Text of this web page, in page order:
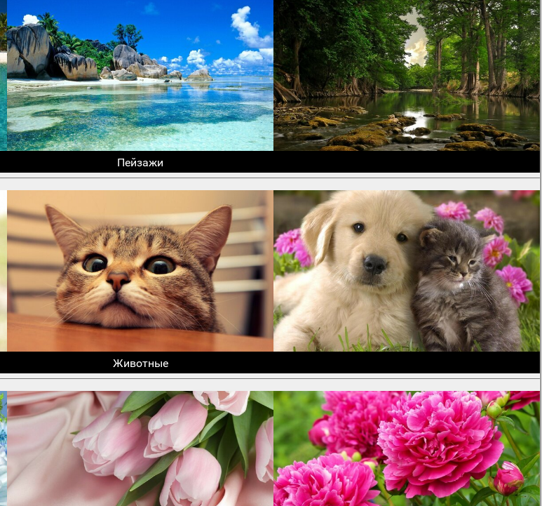
Пейзажи
Животные